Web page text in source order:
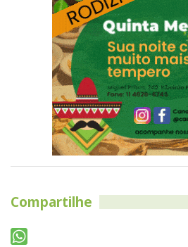
Compartilhe